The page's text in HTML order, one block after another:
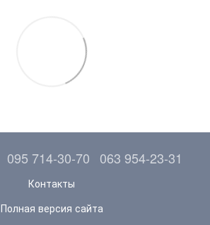
095 714-30-70 063 954-23-31
Контакты
Полная версия сайта